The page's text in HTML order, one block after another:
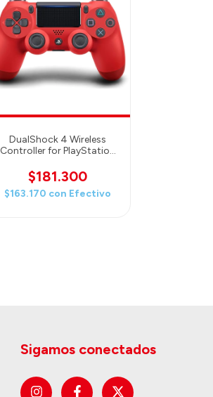
DualShock 4 Wireless
Controller for PlayStation
$181.300
$163.170 con Efectivo
Sigamos conectados